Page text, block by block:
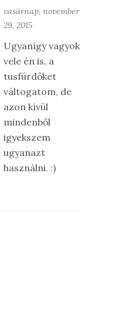
vasárnap, november
29, 2015
Ugyanígy vagyok
vele én is, a
tusfürdőket
váltogatom, de
azon kívül
mindenből
igyekszem
ugyanazt
használni. :)